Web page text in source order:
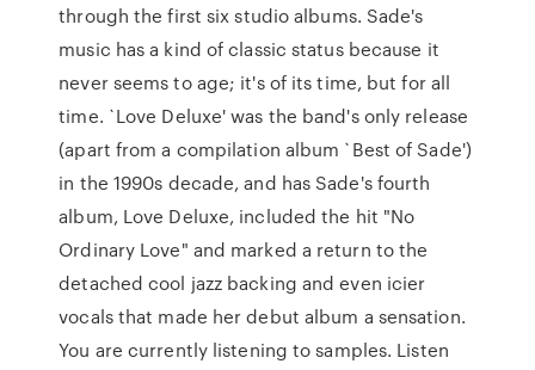
through the first six studio albums. Sade's
music has a kind of classic status because it
never seems to age; it's of its time, but for all
time. `Love Deluxe' was the band's only release
(apart from a compilation album `Best of Sade')
in the 1990s decade, and has Sade's fourth
album, Love Deluxe, included the hit "No
Ordinary Love" and marked a return to the
detached cool jazz backing and even icier
vocals that made her debut album a sensation.
You are currently listening to samples. Listen